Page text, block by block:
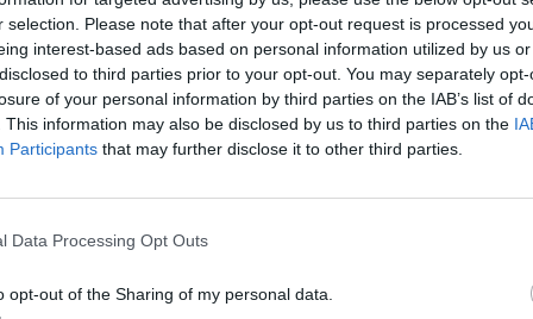
selection. Please note that after your opt-out request is processed
interest-based ads based on personal information utilized by us
to third parties prior to your opt-out. You may separately
of your personal information by third parties on the IAB’s list of
This information may also be disclosed by us to third parties on the
Participants that may further disclose it to other third parties.
Data Processing Opt Outs
opt-out of the Sharing of my personal data.
από την τηλεόραση του ΣΚΑΪ για
ΔΙΑΦΗΜΙΣΗ